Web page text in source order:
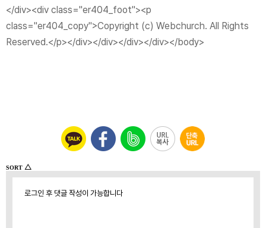
</div><div class="er404_foot"><p
class="er404_copy">Copyright (c) Webchurch. All Rights
Reserved.</p></div></div></div></div></body>
SORT △
로그인 후 댓글 작성이 가능합니다